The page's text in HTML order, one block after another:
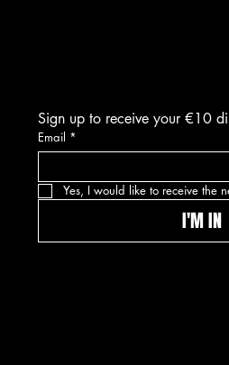
Sign up to receive your €10
Email *
Yes, I would like to receive the
I'M IN